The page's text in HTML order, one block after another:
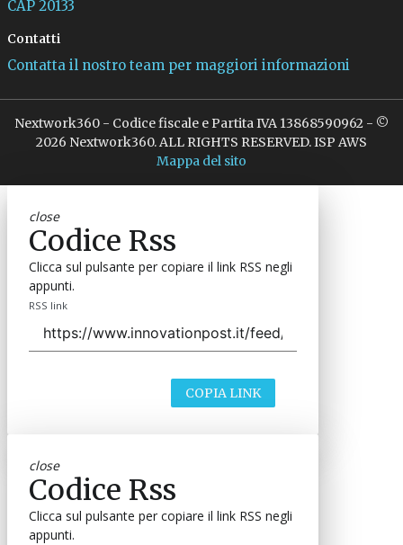
CAP 20133
Contatti
Contatta il nostro team per maggiori informazioni
Nextwork360 - Codice fiscale e Partita IVA 13868590962 - ©
2026 Nextwork360. ALL RIGHTS RESERVED. ISP AWS
Mappa del sito
close
Codice Rss
Clicca sul pulsante per copiare il link RSS negli
appunti.
RSS link
COPIA LINK
close
Codice Rss
Clicca sul pulsante per copiare il link RSS negli
appunti.